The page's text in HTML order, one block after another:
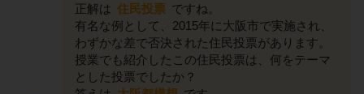
正解は 住民投票 ですね。
有名な例として、2015年に大阪市で実施され、
わずかな差で否決された住民投票があります。
授業でも紹介したこの住民投票は、何をテーマ
とした投票でしたか？